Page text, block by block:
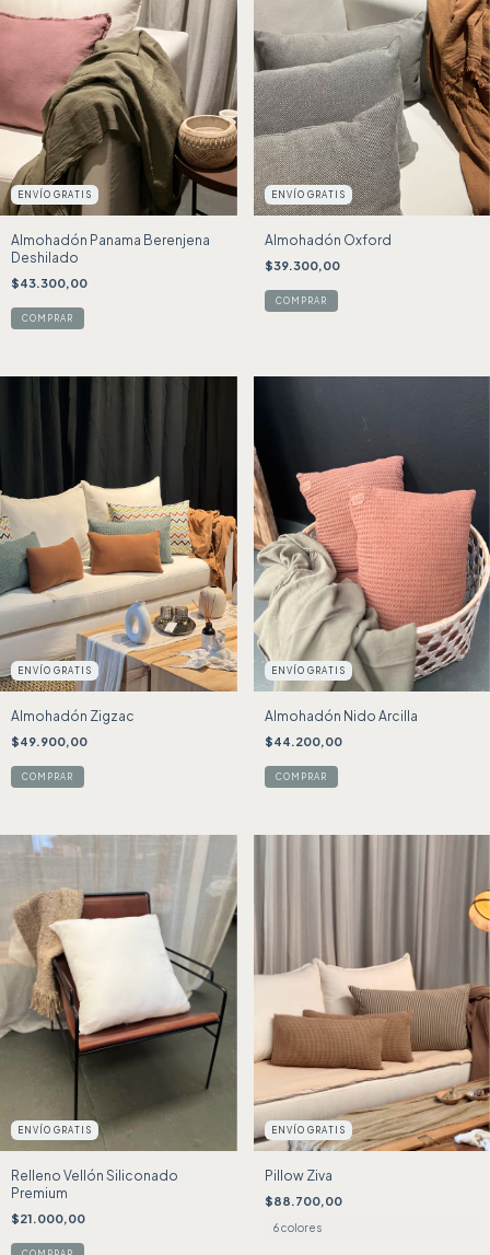
ENVÍO GRATIS
Almohadón Panama Berenjena
Deshilado
$43.300,00
ENVÍO GRATIS
Almohadón Oxford
$39.300,00
ENVÍO GRATIS
Almohadón Zigzac
$49.900,00
ENVÍO GRATIS
Almohadón Nido Arcilla
$44.200,00
ENVÍO GRATIS
Relleno Vellón Siliconado
Premium
$21.000,00
ENVÍO GRATIS
Pillow Ziva
$88.700,00
6 colores